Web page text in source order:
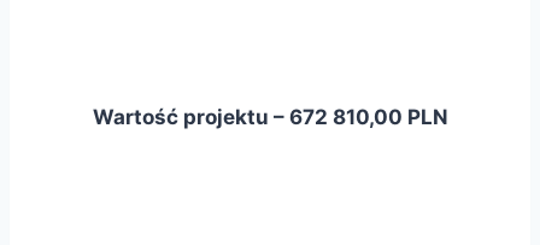
Wartość projektu – 672 810,00 PLN